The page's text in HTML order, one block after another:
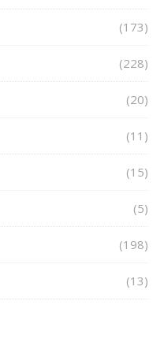
(173)
(228)
(20)
(11)
(15)
(5)
(198)
(13)